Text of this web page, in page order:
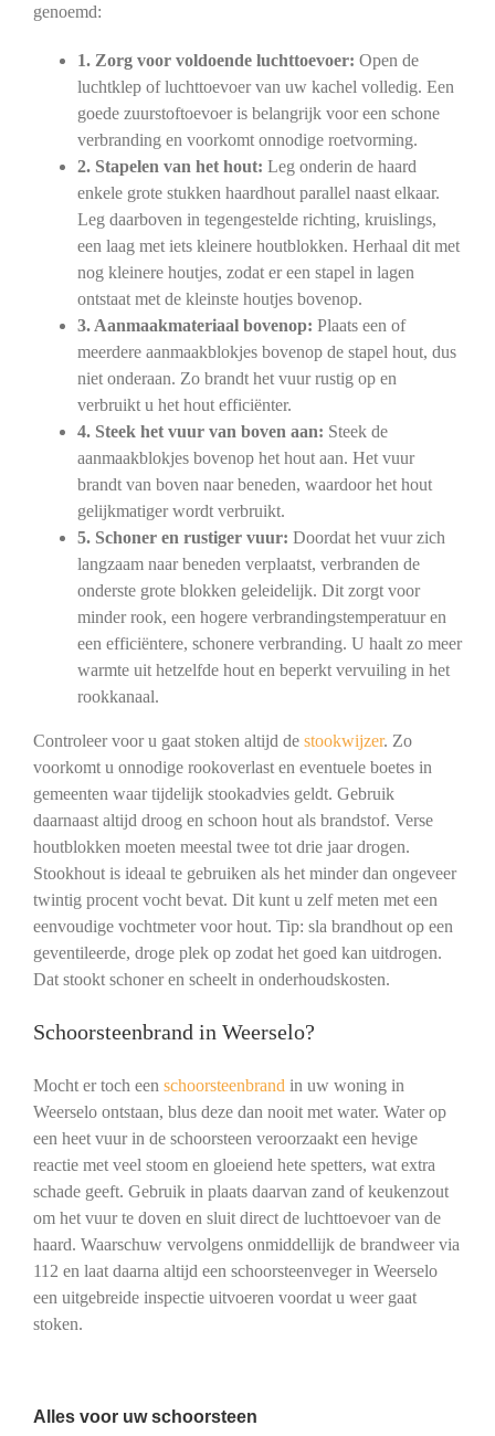
genoemd:
1. Zorg voor voldoende luchttoevoer: Open de
luchtklep of luchttoevoer van uw kachel volledig. Een
goede zuurstoftoevoer is belangrijk voor een schone
verbranding en voorkomt onnodige roetvorming.
2. Stapelen van het hout: Leg onderin de haard
enkele grote stukken haardhout parallel naast elkaar.
Leg daarboven in tegengestelde richting, kruislings,
een laag met iets kleinere houtblokken. Herhaal dit met
nog kleinere houtjes, zodat er een stapel in lagen
ontstaat met de kleinste houtjes bovenop.
3. Aanmaakmateriaal bovenop: Plaats een of
meerdere aanmaakblokjes bovenop de stapel hout, dus
niet onderaan. Zo brandt het vuur rustig op en
verbruikt u het hout efficiënter.
4. Steek het vuur van boven aan: Steek de
aanmaakblokjes bovenop het hout aan. Het vuur
brandt van boven naar beneden, waardoor het hout
gelijkmatiger wordt verbruikt.
5. Schoner en rustiger vuur: Doordat het vuur zich
langzaam naar beneden verplaatst, verbranden de
onderste grote blokken geleidelijk. Dit zorgt voor
minder rook, een hogere verbrandingstemperatuur en
een efficiëntere, schonere verbranding. U haalt zo meer
warmte uit hetzelfde hout en beperkt vervuiling in het
rookkanaal.
Controleer voor u gaat stoken altijd de stookwijzer. Zo
voorkomt u onnodige rookoverlast en eventuele boetes in
gemeenten waar tijdelijk stookadvies geldt. Gebruik
daarnaast altijd droog en schoon hout als brandstof. Verse
houtblokken moeten meestal twee tot drie jaar drogen.
Stookhout is ideaal te gebruiken als het minder dan ongeveer
twintig procent vocht bevat. Dit kunt u zelf meten met een
eenvoudige vochtmeter voor hout. Tip: sla brandhout op een
geventileerde, droge plek op zodat het goed kan uitdrogen.
Dat stookt schoner en scheelt in onderhoudskosten.
Schoorsteenbrand in Weerselo?
Mocht er toch een schoorsteenbrand in uw woning in
Weerselo ontstaan, blus deze dan nooit met water. Water op
een heet vuur in de schoorsteen veroorzaakt een hevige
reactie met veel stoom en gloeiend hete spetters, wat extra
schade geeft. Gebruik in plaats daarvan zand of keukenzout
om het vuur te doven en sluit direct de luchttoevoer van de
haard. Waarschuw vervolgens onmiddellijk de brandweer via
112 en laat daarna altijd een schoorsteenveger in Weerselo
een uitgebreide inspectie uitvoeren voordat u weer gaat
stoken.
Alles voor uw schoorsteen